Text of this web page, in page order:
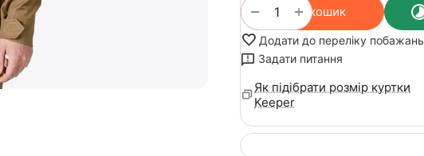
+
− У кошик
Додати до переліку побажань
Задати питання
Як підібрати розмір куртки
Keeper